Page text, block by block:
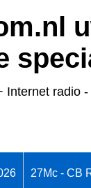
Internet radio
27Mc - CB